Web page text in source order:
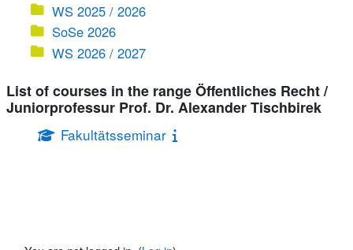
WS 2025 / 2026
SoSe 2026
WS 2026 / 2027
List of courses in the range Öffentliches Recht /
Juniorprofessur Prof. Dr. Alexander Tischbirek
Fakultätsseminar